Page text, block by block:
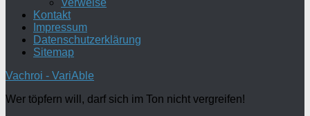
Verweise
Kontakt
Impressum
Datenschutzerklärung
Sitemap
Vachroi - VariAble
Wer töpfern will, darf sich im Ton nicht vergreifen!